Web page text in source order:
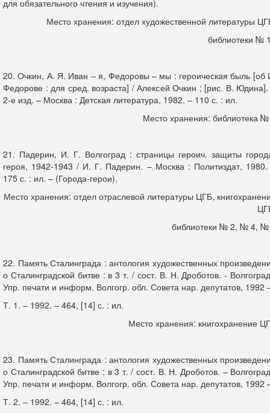
для обязательного чтения и изучения).
Место хранения: отдел художественной литературы
библиотеки №
20. Очкин, А. Я. Иван – я, Федоровы – мы : героическая быль [об
Федорове : для сред. возраста] / Алексей Очкин ; [рис. В.
2-е изд. – Москва : Детская литература, 1982. – 110 с. : ил.
Место хранения: библиотека
21. Падерин, И. Г. Волгоград : страницы героич. защиты
героя, 1942-1943 / И. Г. Падерин. – Москва : Политиздат,
175 с. : ил. – (Города-герои).
Место хранения: отдел отраслевой литературы ЦГБ,
библиотеки № 2, № 4,
22. Память Сталинграда : антология художественных
о Сталинградской битве : в 3 т. / сост. В. Н. Дроботов. -
Упр. печати и информ. Волгогр. обл. Совета нар. депутатов, 1992
Т. 1. – 1992. – 464, [14] с. : ил.
Место хранения: книгохранение
23. Память Сталинграда : антология художественных
о Сталинградской битве : в 3 т. / сост. В. Н. Дроботов. –
Упр. печати и информ. Волгогр. обл. Совета нар. депутатов, 1992
Т. 2. – 1992. – 464, [14] с. : ил.